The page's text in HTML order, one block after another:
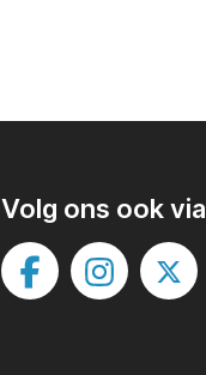
Volg ons ook via